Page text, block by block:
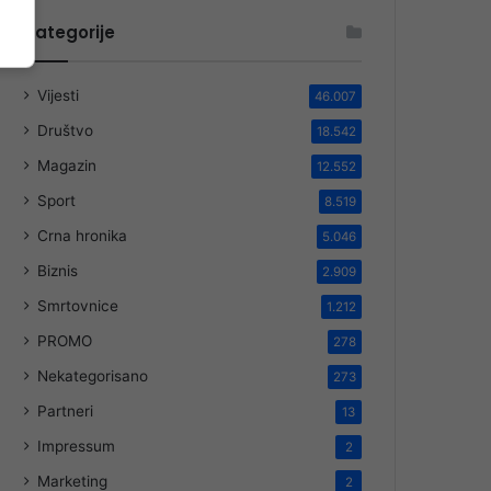
Kategorije
Vijesti 46.007
Društvo 18.542
Magazin 12.552
Sport 8.519
Crna hronika 5.046
Biznis 2.909
Smrtovnice 1.212
PROMO 278
Nekategorisano 273
Partneri 13
Impressum 2
Marketing 2